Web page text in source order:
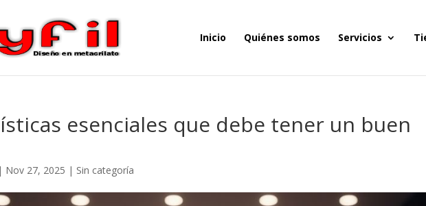
Inicio Quiénes somos Servicios
esenciales que debe tener un buen
| Nov 27, 2025 | Sin categoría